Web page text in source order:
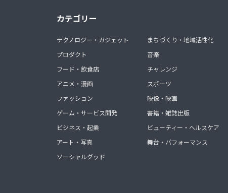
カテゴリー
テクノロジー・ガジェット
プロダクト
フード・飲食店
アニメ・漫画
ファッション
ゲーム・サービス開発
ビジネス・起業
アート・写真
ソーシャルグッド
まちづくり・地域活性化
音楽
チャレンジ
スポーツ
映像・映画
書籍・雑誌出版
ビューティー・ヘルスケア
舞台・パフォーマンス